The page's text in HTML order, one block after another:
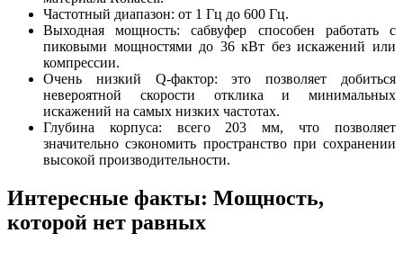
Частотный диапазон: от 1 Гц до 600 Гц.
Выходная мощность: сабвуфер способен работать с
пиковыми мощностями до 36 кВт без искажений или
компрессии.
Очень низкий Q-фактор: это позволяет добиться
невероятной скорости отклика и минимальных
искажений на самых низких частотах.
Глубина корпуса: всего 203 мм, что позволяет
значительно сэкономить пространство при сохранении
высокой производительности.
Интересные факты: Мощность,
которой нет равных